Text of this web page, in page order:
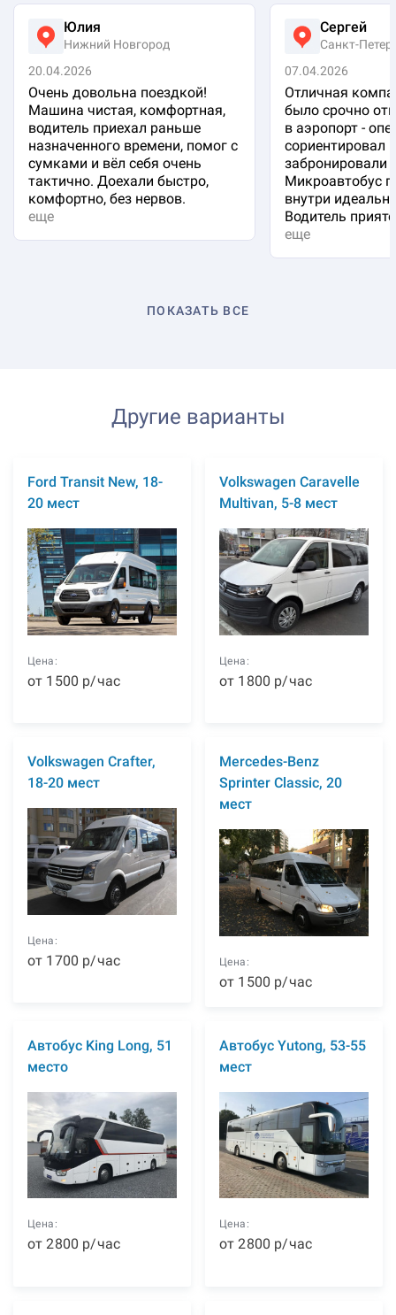
Юлия
Нижний Новгород
20.04.2026
Очень довольна поездкой!
Машина чистая, комфортная,
водитель приехал раньше
назначенного времени, помог с
сумками и вёл себя очень
тактично. Доехали быстро,
комфортно, без нервов.
еще
Сергей
Санкт-
07.04.2026
Отличная
было срочно
в аэропорт -
сориентировал и
забронировали
Микроавтобус
внутри
Водитель
еще
ПОКАЗАТЬ ВСЕ
Другие варианты
Ford Transit New, 18-
20 мест
Цена:
от 1500 р/час
Volkswagen Caravelle
Multivan, 5-8 мест
Цена:
от 1800 р/час
Volkswagen Crafter,
18-20 мест
Цена:
от 1700 р/час
Mercedes-Benz
Sprinter Classic, 20
мест
Цена:
от 1500 р/час
Автобус King Long, 51
место
Цена:
от2800 р/час
Автобус Yutong, 53-55
мест
Цена:
от2800 р/час